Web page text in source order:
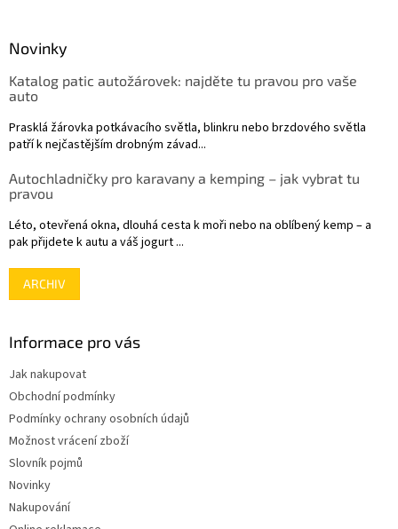
Novinky
Katalog patic autožárovek: najděte tu pravou pro vaše
auto
Prasklá žárovka potkávacího světla, blinkru nebo brzdového světla
patří k nejčastějším drobným závad...
Autochladničky pro karavany a kemping – jak vybrat tu
pravou
Léto, otevřená okna, dlouhá cesta k moři nebo na oblíbený kemp – a
pak přijdete k autu a váš jogurt ...
ARCHIV
Informace pro vás
Jak nakupovat
Obchodní podmínky
Podmínky ochrany osobních údajů
Možnost vrácení zboží
Slovník pojmů
Novinky
Nakupování